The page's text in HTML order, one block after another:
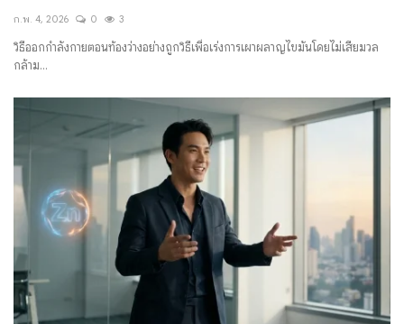
มั่งคั่งทางสลากกินแบ่งรัฐบาล
มั่งคั่งทางหวยลาว
ก.พ. 4, 2026 0 3
วิธีออกกำลังกายตอนท้องว่างอย่างถูกวิธีเพื่อเร่งการเผาผลาญไขมันโดยไม่เสียมวล
กล้าม...